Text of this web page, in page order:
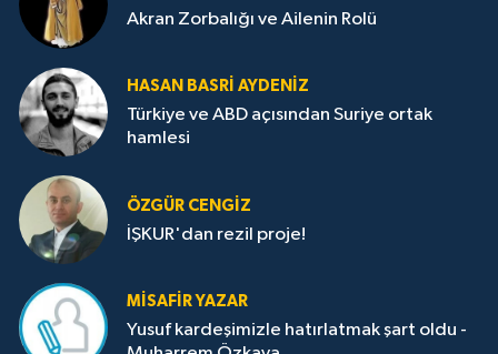
Akran Zorbalığı ve Ailenin Rolü
HASAN BASRI AYDENIZ
Türkiye ve ABD açısından Suriye ortak
hamlesi
ÖZGÜR CENGIZ
İŞKUR'dan rezil proje!
MISAFIR YAZAR
Yusuf kardeşimizle hatırlatmak şart oldu -